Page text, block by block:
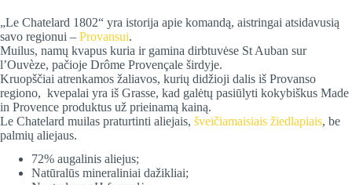
„Le Chatelard 1802“ yra istorija apie komandą, aistringai atsidavusią
savo regionui – Provansui.
Muilus, namų kvapus kuria ir gamina dirbtuvėse St Auban sur
l’Ouvèze, pačioje Drôme Provençale širdyje.
Kruopščiai atrenkamos žaliavos, kurių didžioji dalis iš Provanso
regiono, kvepalai yra iš Grasse, kad galėtų pasiūlyti kokybiškus Made
in Provence produktus už prieinamą kainą.
Le Chatelard muilas praturtinti aliejais, šveičiamaisiais žiedlapiais, be
palmių aliejaus.
72% augalinis aliejus;
Natūralūs mineraliniai dažikliai;